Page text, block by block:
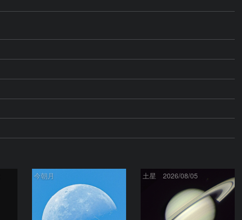
今朝月 土星 2026/08/05